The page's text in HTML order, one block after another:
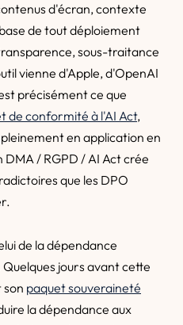
d'écran, contexte
de tout déploiement
sous-traitance
vienne d'Apple, d'OpenAI
précisément ce que
de conformité à l'AI Act,
en application en
/ RGPD / AI Act crée
que les DPO
de la dépendance
jours avant cette
son paquet souveraineté
la dépendance aux